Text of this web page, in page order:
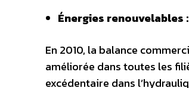
Énergies renouvelables
En 2010, la balance
améliorée dans toutes les
excédentaire dans